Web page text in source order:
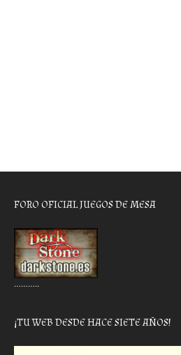
FORO OFICIAL JUEGOS DE MESA
………..
¡TU WEB DESDE HACE SIETE AÑOS!